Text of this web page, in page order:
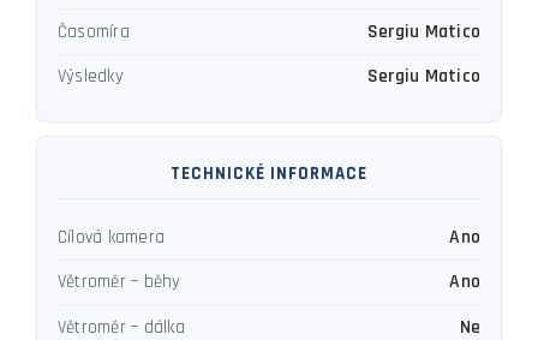
Časomíra Sergiu Matico
Výsledky Sergiu Matico
TECHNICKÉ INFORMACE
Cílová kamera Ano
Větroměr – běhy Ano
Větroměr – dálka Ne